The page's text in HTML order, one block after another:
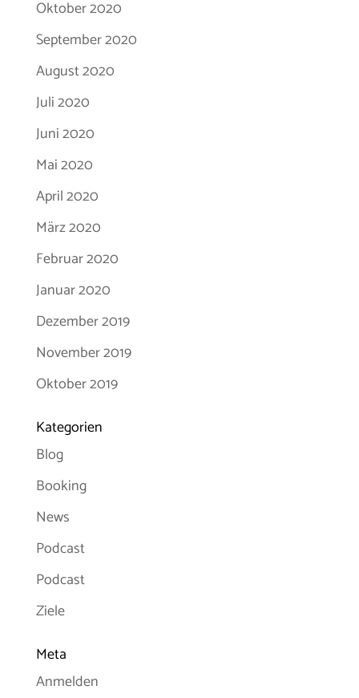
Oktober 2020
September 2020
August 2020
Juli 2020
Juni 2020
Mai 2020
April 2020
März 2020
Februar 2020
Januar 2020
Dezember 2019
November 2019
Oktober 2019
Kategorien
Blog
Booking
News
Podcast
Podcast
Ziele
Meta
Anmelden